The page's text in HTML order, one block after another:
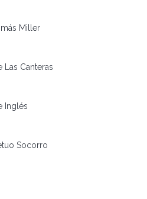
Miller
Las Canteras
Inglés
Socorro